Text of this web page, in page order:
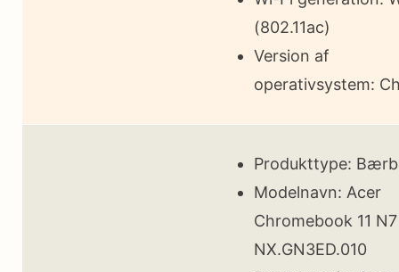
(802.11ac)
Version af
operativsystem:
Produkttype:
Modelnavn: Acer
Chromebook 11 N7
NX.GN3ED.010